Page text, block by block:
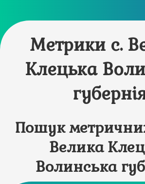
Метрики с.
Клецька
Пошук
Велика
Волинська